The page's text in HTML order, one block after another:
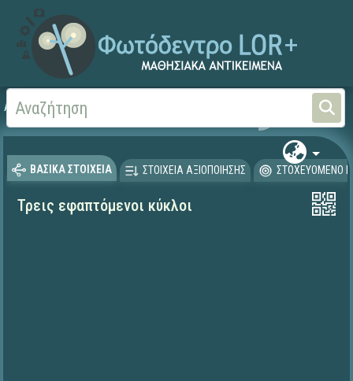
Αρχική
ΒΑΣΙΚΑ ΣΤΟΙΧΕΙΑ ΣΤΟΙΧΕΙΑ ΑΞΙΟΠΟΙΗΣΗΣ ΣΤΟΧΕΥΟΜΕΝΟ
Τρεις εφαπτόμενοι κύκλοι